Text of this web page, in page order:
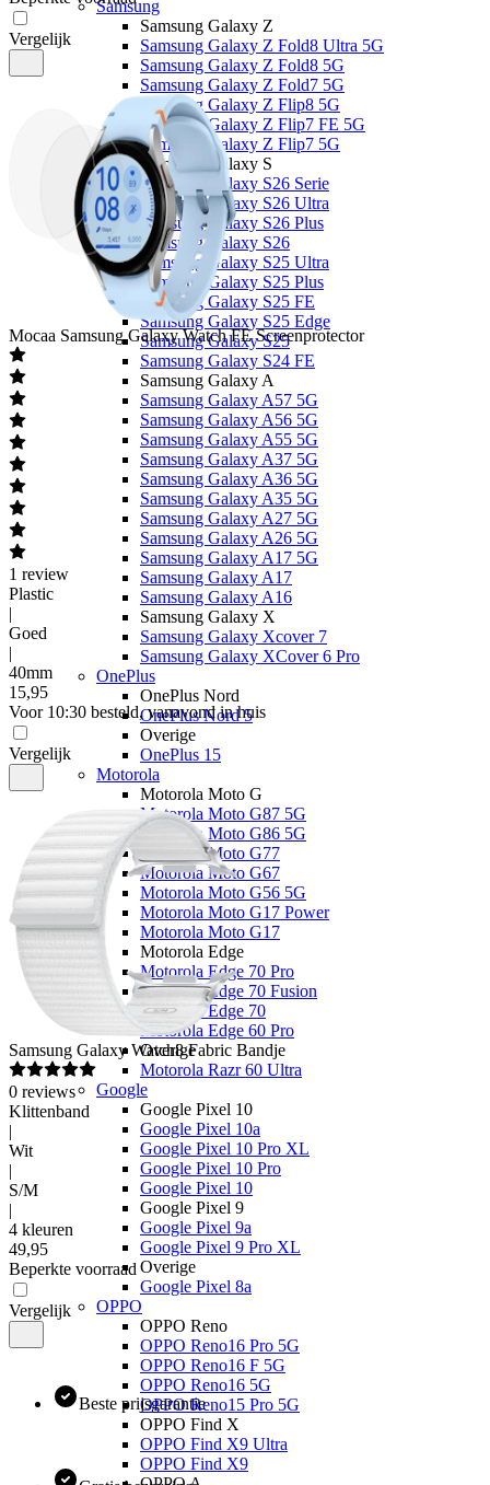
Samsung
Samsung Galaxy Z
Samsung Galaxy Z Fold8 Ultra 5G
Samsung Galaxy Z Fold8 5G
Samsung Galaxy Z Fold7 5G
Samsung Galaxy Z Flip8 5G
Samsung Galaxy Z Flip7 FE 5G
Samsung Galaxy Z Flip7 5G
Samsung Galaxy S
Samsung Galaxy S26 Serie
Samsung Galaxy S26 Ultra
Samsung Galaxy S26 Plus
Samsung Galaxy S26
Samsung Galaxy S25 Ultra
Samsung Galaxy S25 Plus
Samsung Galaxy S25 FE
Samsung Galaxy S25 Edge
Samsung Galaxy S25
Samsung Galaxy S24 FE
Samsung Galaxy A
Samsung Galaxy A57 5G
Samsung Galaxy A56 5G
Samsung Galaxy A55 5G
Samsung Galaxy A37 5G
Samsung Galaxy A36 5G
Samsung Galaxy A35 5G
Samsung Galaxy A27 5G
Samsung Galaxy A26 5G
Samsung Galaxy A17 5G
Samsung Galaxy A17
Samsung Galaxy A16
Samsung Galaxy X
Samsung Galaxy Xcover 7
Samsung Galaxy XCover 6 Pro
OnePlus
OnePlus Nord
OnePlus Nord 5
Overige
OnePlus 15
Motorola
Motorola Moto G
Motorola Moto G87 5G
Motorola Moto G86 5G
Motorola Moto G77
Motorola Moto G67
Motorola Moto G56 5G
Motorola Moto G17 Power
Motorola Moto G17
Motorola Edge
Motorola Edge 70 Pro
Motorola Edge 70 Fusion
Motorola Edge 70
Motorola Edge 60 Pro
Overige
Motorola Razr 60 Ultra
Google
Google Pixel 10
Google Pixel 10a
Google Pixel 10 Pro XL
Google Pixel 10 Pro
Google Pixel 10
Google Pixel 9
Google Pixel 9a
Google Pixel 9 Pro XL
Overige
Google Pixel 8a
OPPO
OPPO Reno
OPPO Reno16 Pro 5G
OPPO Reno16 F 5G
OPPO Reno16 5G
OPPO Reno15 Pro 5G
OPPO Find X
OPPO Find X9 Ultra
OPPO Find X9
Vergelijk
Mocaa Samsung Galaxy Watch FE Screenprotector
1 review
Plastic
|
Goed
|
40mm
15,95
Voor 10:30 besteld, vanavond in huis
Vergelijk
Samsung Galaxy Watch8 Fabric Bandje
0 reviews
Klittenband
|
Wit
|
S/M
|
4 kleuren
49,95
Beperkte voorraad
Vergelijk
Beste prijsgarantie